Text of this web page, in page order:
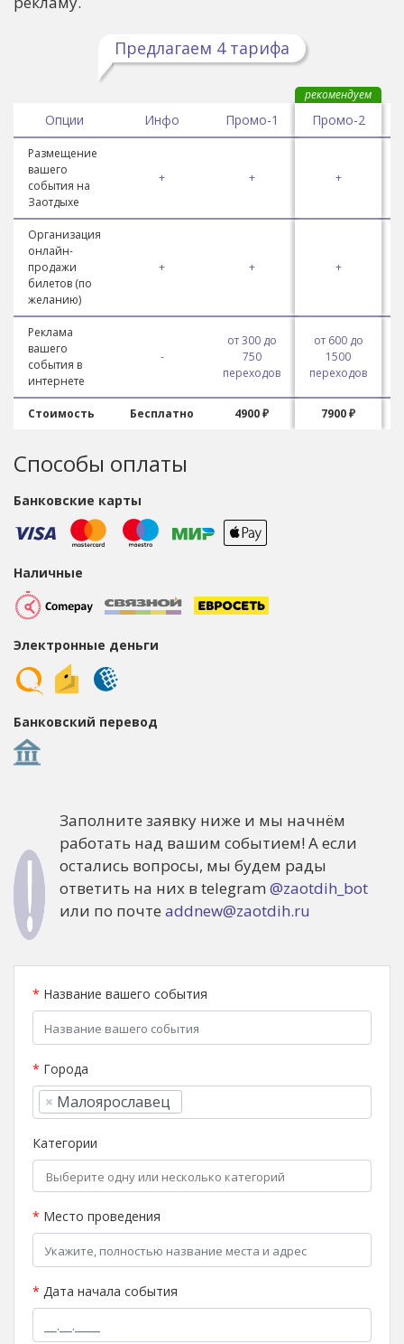
Предлагаем 4 тарифа
Опции Инфо Промо-1
рекомендуем
Промо-2
Размещение
вашего
события на
Заотдыхе
+ + +
Организация
онлайн-
продажи
билетов (по
желанию)
+ + +
Реклама
вашего
события в
интернете
-
от 300 до
750
переходов
от 600 до
1500
переходов
Стоимость Бесплатно 4900 ₽ 7900 ₽
Способы оплаты
Банковские карты
Наличные
Электронные деньги
Банковский перевод
Заполните заявку ниже и мы начнём
работать над вашим событием! А если
остались вопросы, мы будем рады
ответить на них в telegram @zaotdih_bot
или по почте addnew@zaotdih.ru
* Название вашего события
* Города
× Малоярославец
Категории
* Место проведения
* Дата начала события